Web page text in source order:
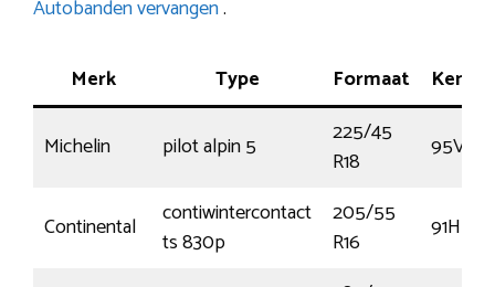
Autobanden vervangen.
Merk Type Formaat
Michelin pilot alpin 5
225/45
R18
95V
Continental
contiwintercontact
ts 830p
205/55
R16
91H